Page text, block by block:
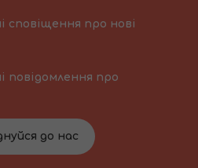
сповіщення про нові
повідомлення про
до нас